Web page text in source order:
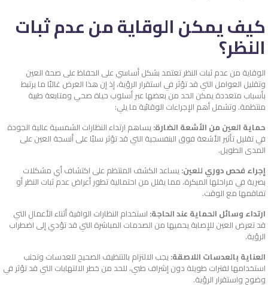
كيف يمكن الوقاية من عدم ثبات
النظر؟
الوقاية من عدم ثبات النظر تعتمد بشكل أساسي على الحفاظ على صحة العين
وتقليل العوامل التي قد تؤثر في استقرار الرؤية، إذ إن هذا العرض غالبًا ما يرتبط
بأسباب متعددة يمكن الحد من بعضها عبر أسلوب حياة صحي ومتابعة طبية
منتظمة. وتشمل أهم الإجراءات الوقائية ما يلي:
حماية العين من الأشعة الضارة:يساهم ارتداء النظارات الشمسية عالية الجودة
في تقليل تأثير الأشعة فوق البنفسجية التي قد تؤثر سلبًا على أنسجة العين على
المدى الطويل.
إجراء فحص دوري للعين:يساعد الكشف المنتظم على اكتشاف أي مشكلات
بصرية في مراحلها المبكرة، مما يقلل من احتمالية تطور أعراض عدم ثبات النظر أو
تفاقمها مع الوقت.
ارتداء وسائل الحماية عند الحاجة: استخدام النظارات الواقية أثناء الأعمال التي
قد تعرض العين للإصابة يحميها من الصدمات المباشرة التي قد تؤدي إلى اضطراب
الرؤية.
العناية بالعدسات اللاصقة:يجب الالتزام بالتنظيف الصحيح للعدسات وتجنب
استخدامها لفترات طويلة دون إشراف طبي، للحد من خطر الالتهابات التي قد تؤثر في
وضوح واستقرار الرؤية.